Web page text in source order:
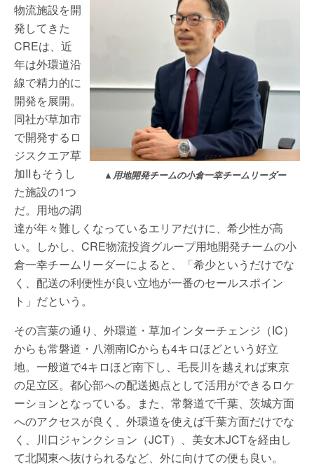
▲用地開発チームの小倉一幸チームリーダー
物流施設を開
発してきた
CREは、近
年は外環道沿
線で精力的に
開発を展開。
同社が草加市
で開発するロ
ジスクエア草
加IIもそうし
た施設の1つ
だ。用地の調
達が年々難しくなっているエリアだけに、希少性が高
い。しかし、CRE物流投資グループ用地開発チームの小
倉一幸チームリーダーによると、「希少というだけでな
く、配送の利便性が良い立地が一番のセールスポイン
ト」だという。
その言葉の通り、外環道・草加インターチェンジ（IC）
からも常磐道・八潮南ICからも4キロほどという好立
地。一般道で4キロほど南下し、毛長川を越えれば東京
の足立区。都心部への配送拠点として活用ができるロケ
ーションとなっている。また、常磐道で千葉、茨城方面
へのアクセスが良く、外環道を使えば千葉方面だけでな
く、川口ジャンクション（JCT）、美女木JCTを経由し
て北関東へ抜けられるなど、外に向けての便も良い。